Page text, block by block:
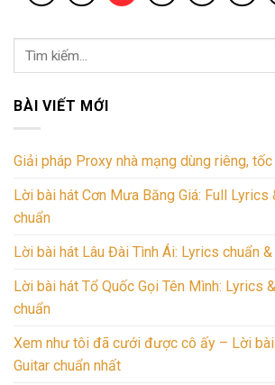
BÀI VIẾT MỚI
Giải pháp Proxy nhà mạng dùng riêng,
Lời bài hát Cơn Mưa Băng Giá: Full Lyrics
chuẩn
Lời bài hát Lâu Đài Tình Ái: Lyrics chuẩn
Lời bài hát Tổ Quốc Gọi Tên Mình: Lyrics
chuẩn
Xem như tôi đã cưới được cô ấy – Lời bài
Guitar chuẩn nhất